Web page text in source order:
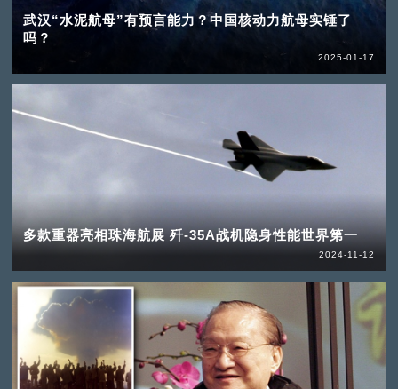
武汉“水泥航母”有预言能力？中国核动力航母实锤了
吗？
2025-01-17
多款重器亮相珠海航展 歼-35A战机隐身性能世界第一
2024-11-12